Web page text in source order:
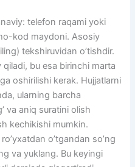
telefon raqami yoki
kod maydoni. Asosiy
tekshiruvidan o’tishdir.
bu esa birinchi marta
oshirilishi kerak. Hujjatlarni
ularning barcha
va aniq suratini olish
kechikishi mumkin.
o’tgandan so’ng
va yuklang. Bu keyingi